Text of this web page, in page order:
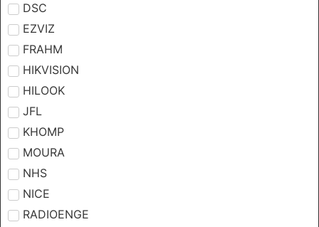
DSC
EZVIZ
FRAHM
HIKVISION
HILOOK
JFL
KHOMP
MOURA
NHS
NICE
RADIOENGE